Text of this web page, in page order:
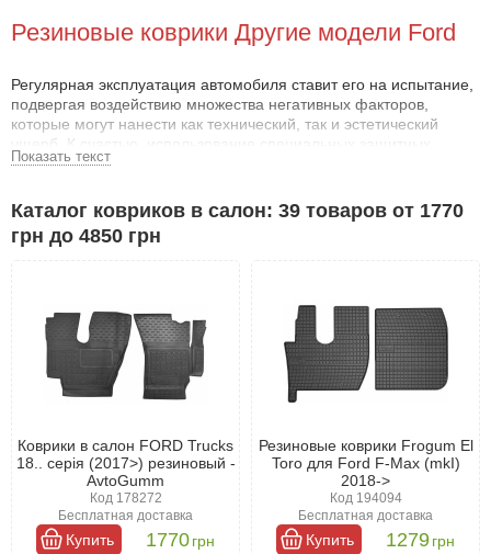
Резиновые коврики Другие модели Ford
Регулярная эксплуатация автомобиля ставит его на испытание,
подвергая воздействию множества негативных факторов,
которые могут нанести как технический, так и эстетический
ущерб. К счастью, использование специальных защитных
аксессуаров помогает избежать этих проблем.
Зачем нужны коврики для Другие автомобили
Форд ?
оставить подошвы обуви, до последствий перевозки грузов.
Автоковрики Другие автомобили Форд помогут защитить пол от
трещин, сколов и грязи, а также предотвратят попадание
осадков внутрь салона.
Благодаря своим защитным свойствам, полиуретановые и
неотъемлемым аксессуаром для владельцев, ведущих
активный образ жизни: рыбаков, охотников или любителей
путешествий. При этом вы можете найти коврики, которые
идеально дополнят стиль вашего автомобиля.
Преимущества ковриков для Другие автомобили Форд
Показать текст
Каталог ковриков в салон: 39 товаров от 1770
грн до 4850 грн
Коврики в салон FORD Trucks
18.. серія (2017>) резиновый -
AvtoGumm
Код 178272
Бесплатная доставка
Купить 1770грн
Резиновые коврики Frogum El
Toro для Ford F-Max (mkI)
2018->
Код 194094
Бесплатная доставка
Купить 1279грн